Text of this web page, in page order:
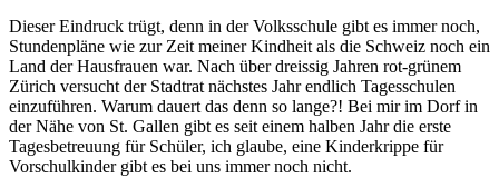
Dieser Eindruck trügt, denn in der Volksschule gibt es immer noch,
Stundenpläne wie zur Zeit meiner Kindheit als die Schweiz noch ein
Land der Hausfrauen war. Nach über dreissig Jahren rot-grünem
Zürich versucht der Stadtrat nächstes Jahr endlich Tagesschulen
einzuführen. Warum dauert das denn so lange?! Bei mir im Dorf in
der Nähe von St. Gallen gibt es seit einem halben Jahr die erste
Tagesbetreuung für Schüler, ich glaube, eine Kinderkrippe für
Vorschulkinder gibt es bei uns immer noch nicht.